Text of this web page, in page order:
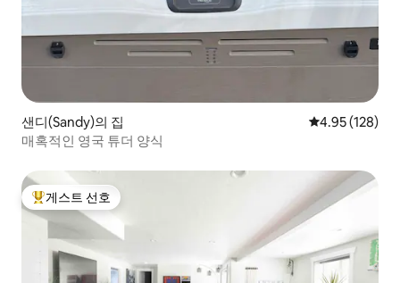
샌디(Sandy)의 집 평점 4.95점(5
4.95 (128)
매혹적인 영국 튜더 양식
상위 게스트 선호
게스트 선호